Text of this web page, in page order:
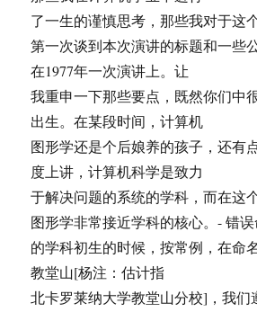
了一生的谨慎思考，那些我对于这
第一次谈到本次演讲的标题和一些
在1977年一次演讲上。让
我重申一下那些要点，既然你们中
出生。在某段时间，计算机
图形学还是个后娘养的孩子，还有
度上讲，计算机科学是致力
于解决问题的系统的学科，而在这
图形学非常接近学科的核心。- 错
的学科初生的时候，按常例，在命
教堂山[杨注：估计指
北卡罗莱纳大学教堂山分校]，我们